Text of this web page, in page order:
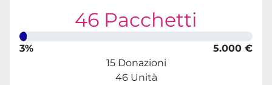
46 Pacchetti
3%
5.000 €
15 Donazioni
46 Unità